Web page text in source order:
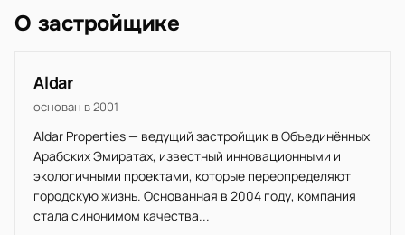
О застройщике
Aldar
основан в 2001
Aldar Properties — ведущий застройщик в Объединённых
Арабских Эмиратах, известный инновационными и
экологичными проектами, которые переопределяют
городскую жизнь. Основанная в 2004 году, компания
стала синонимом качества...